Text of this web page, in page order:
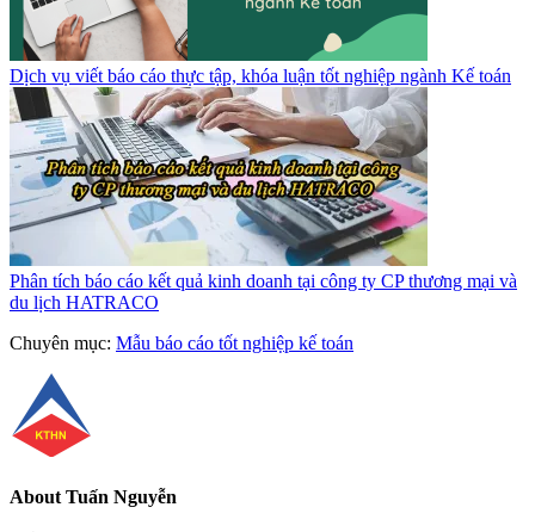
Dịch vụ viết báo cáo thực tập, khóa luận tốt nghiệp ngành Kế toán
Phân tích báo cáo kết quả kinh doanh tại công ty CP thương mại và
du lịch HATRACO
Chuyên mục: Mẫu báo cáo tốt nghiệp kế toán
About Tuấn Nguyễn